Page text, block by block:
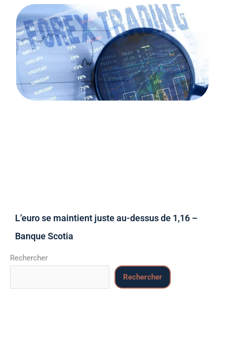
L’euro se maintient juste au-dessus de 1,16 –
Banque Scotia
Rechercher
Rechercher